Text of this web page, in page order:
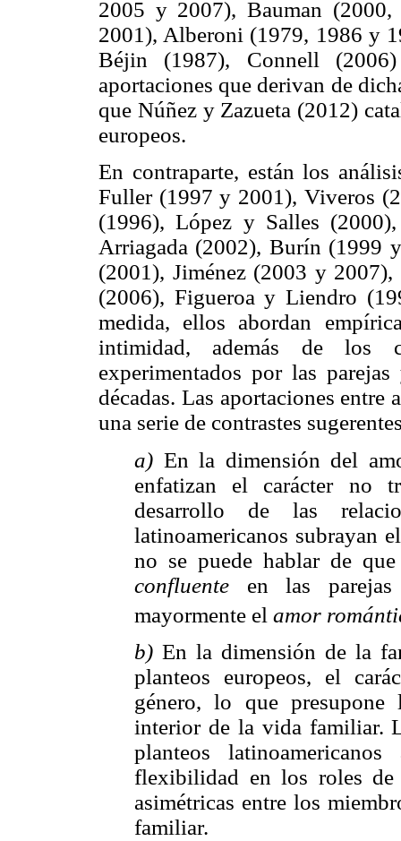
2005 y 2007), Bauman
2001), Alberoni (1979, 1986 y
Béjin (1987), Connell
aportaciones que derivan de
que Núñez y Zazueta (2012)
europeos.
En contraparte, están los
Fuller (1997 y 2001), Viveros
(1996), López y Salles
Arriagada (2002), Burín (1999
(2001), Jiménez (2003 y
(2006), Figueroa y Liendro
medida, ellos abordan
intimidad, además de los
experimentados por las
décadas. Las aportaciones entre
una serie de contrastes
a) En la dimensión del
enfatizan el carácter no
desarrollo de las
latinoamericanos subrayan
no se puede hablar de
confluente en las parejas
mayormente el amor
b) En la dimensión de la
planteos europeos, el
género, lo que
interior de la vida familiar.
planteos
flexibilidad en los roles de
asimétricas entre los
familiar.